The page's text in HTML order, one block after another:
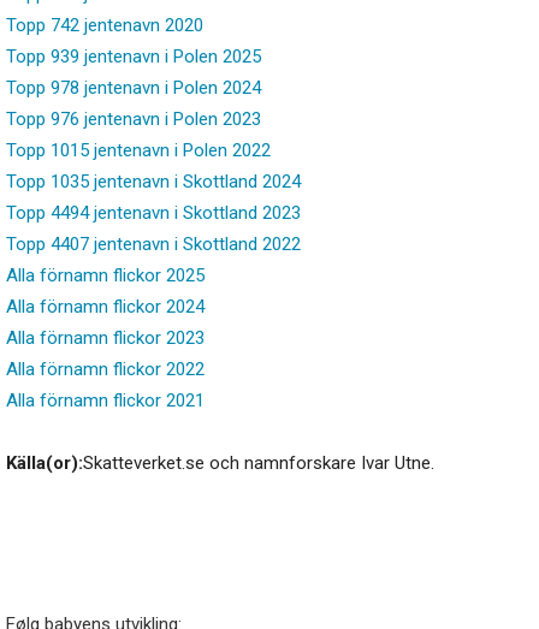
Topp 742 jentenavn 2020
Topp 939 jentenavn i Polen 2025
Topp 978 jentenavn i Polen 2024
Topp 976 jentenavn i Polen 2023
Topp 1015 jentenavn i Polen 2022
Topp 1035 jentenavn i Skottland 2024
Topp 4494 jentenavn i Skottland 2023
Topp 4407 jentenavn i Skottland 2022
Alla förnamn flickor 2025
Alla förnamn flickor 2024
Alla förnamn flickor 2023
Alla förnamn flickor 2022
Alla förnamn flickor 2021
Källa(or):Skatteverket.se och namnforskare Ivar Utne.
Følg babyens utvikling: